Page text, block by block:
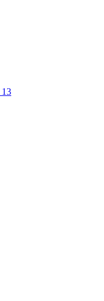
13